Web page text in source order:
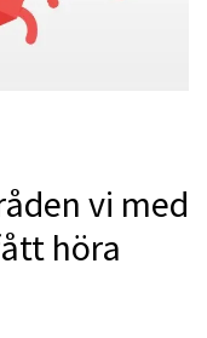
vi med
höra